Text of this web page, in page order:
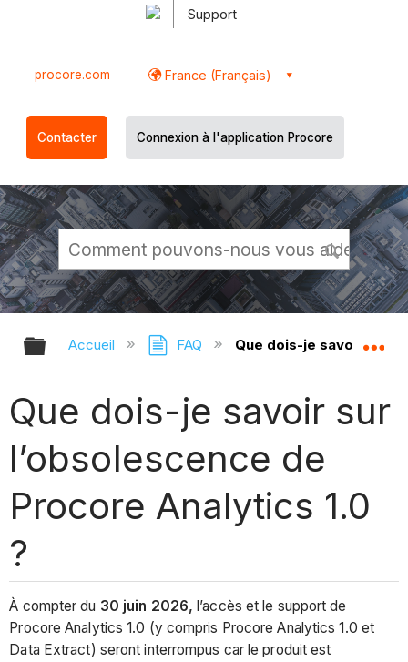
Support
procore.com France (Français)
Contacter Connexion à l'application Procore
Développer/réduire la hiérarchie
Accueil FAQ Que dois-je savoir sur
Que dois-je savoir sur
l’obsolescence de
Procore Analytics 1.0
?
À compter du 30 juin 2026, l’accès et le support de
Procore Analytics 1.0 (y compris Procore Analytics 1.0 et
Data Extract) seront interrompus car le produit est